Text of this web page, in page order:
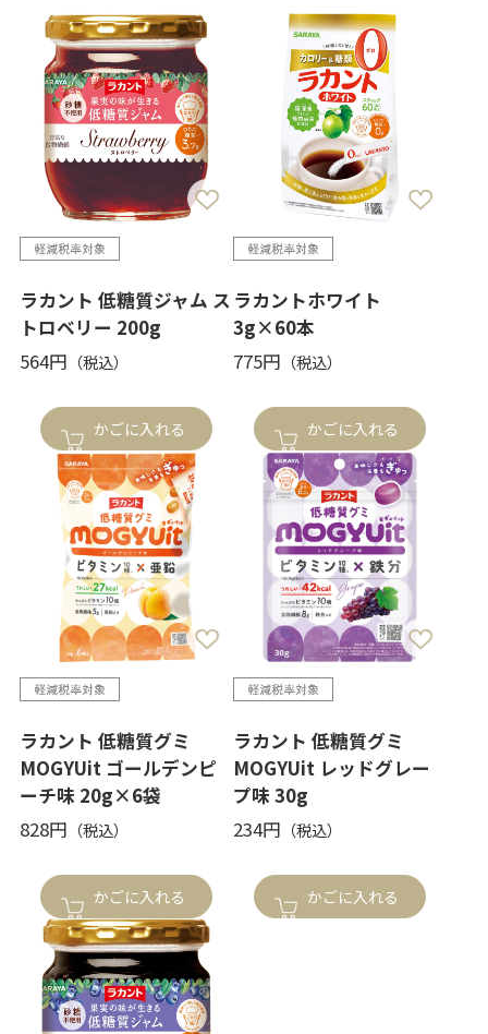
ラカント 低糖質ジャム ス
トロベリー 200g
564円
かごに入れる
ラカントホワイト
3g×60本
775円
かごに入れる
ラカント 低糖質グミ
MOGYUit ゴールデンピ
ーチ味 20g×6袋
828円
かごに入れる
ラカント 低糖質グミ
MOGYUit レッドグレー
プ味 30g
234円
かごに入れる